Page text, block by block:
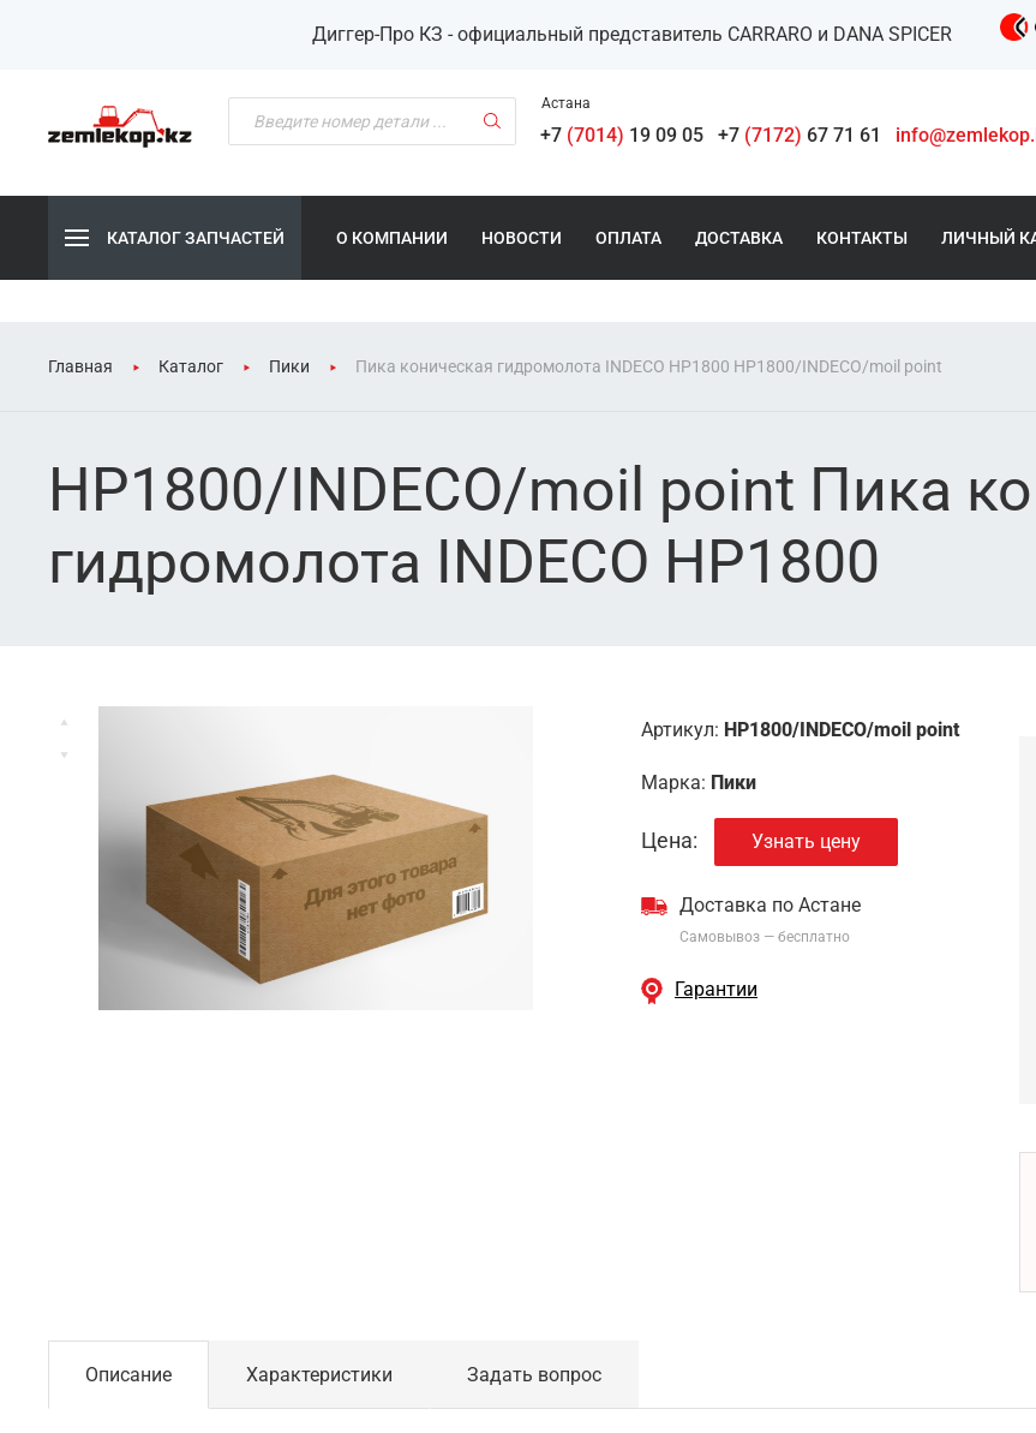
Диггер-Про КЗ - официальный представитель CARRARO и DANA SPICER
Астана
+7 (7014) 19 09 05 +7 (7172) 67 71 61
КАТАЛОГ ЗАПЧАСТЕЙ О КОМПАНИИ НОВОСТИ ОПЛАТА ДОСТАВКА КОНТАКТЫ ЛИЧНЫЙ
Главная Каталог Пики Пика коническая гидромолота INDECO HP1800 HP1800/INDECO/moil point
HP1800/INDECO/moil point Пика
гидромолота INDECO HP1800
Артикул: HP1800/INDECO/moil point
Марка: Пики
Цена: Узнать цену
Доставка по Астане
Самовывоз — бесплатно
Гарантии
Описание Характеристики Задать вопрос